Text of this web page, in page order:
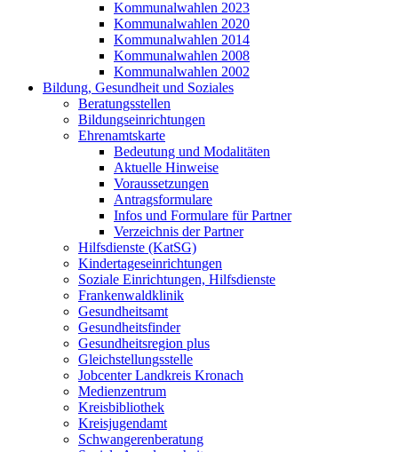
Kommunalwahlen 2023
Kommunalwahlen 2020
Kommunalwahlen 2014
Kommunalwahlen 2008
Kommunalwahlen 2002
Bildung, Gesundheit und Soziales
Beratungsstellen
Bildungseinrichtungen
Ehrenamtskarte
Bedeutung und Modalitäten
Aktuelle Hinweise
Voraussetzungen
Antragsformulare
Infos und Formulare für Partner
Verzeichnis der Partner
Hilfsdienste (KatSG)
Kindertageseinrichtungen
Soziale Einrichtungen, Hilfsdienste
Frankenwaldklinik
Gesundheitsamt
Gesundheitsfinder
Gesundheitsregion plus
Gleichstellungsstelle
Jobcenter Landkreis Kronach
Medienzentrum
Kreisbibliothek
Kreisjugendamt
Schwangerenberatung